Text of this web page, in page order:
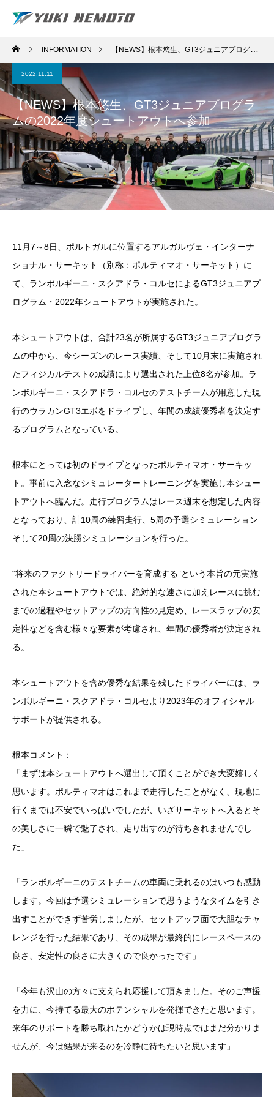
INFORMATION 【NEWS】根本悠生、GT3ジュニアプログラムの2022年度シュートアウトへ参加
2022.11.11
【NEWS】根本悠生、GT3ジュニアプログラ
ムの2022年度シュートアウトへ参加
11月7～8日、ポルトガルに位置するアルガルヴェ・インターナ
ショナル・サーキット（別称：ポルティマオ・サーキット）に
て、ランボルギーニ・スクアドラ・コルセによるGT3ジュニアプ
ログラム・2022年シュートアウトが実施された。
本シュートアウトは、合計23名が所属するGT3ジュニアプログラ
ムの中から、今シーズンのレース実績、そして10月末に実施され
たフィジカルテストの成績により選出された上位8名が参加。ラ
ンボルギーニ・スクアドラ・コルセのテストチームが用意した現
行のウラカンGT3エボをドライブし、年間の成績優秀者を決定す
るプログラムとなっている。
根本にとっては初のドライブとなったポルティマオ・サーキッ
ト。事前に入念なシミュレータートレーニングを実施し本シュー
トアウトへ臨んだ。走行プログラムはレース週末を想定した内容
となっており、計10周の練習走行、5周の予選シミュレーション
そして20周の決勝シミュレーションを行った。
“将来のファクトリードライバーを育成する”という本旨の元実施
された本シュートアウトでは、絶対的な速さに加えレースに挑む
までの過程やセットアップの方向性の見定め、レースラップの安
定性などを含む様々な要素が考慮され、年間の優秀者が決定され
る。
本シュートアウトを含め優秀な結果を残したドライバーには、ラ
ンボルギーニ・スクアドラ・コルセより2023年のオフィシャル
サポートが提供される。
根本コメント：
「まずは本シュートアウトへ選出して頂くことができ大変嬉しく
思います。ポルティマオはこれまで走行したことがなく、現地に
行くまでは不安でいっぱいでしたが、いざサーキットへ入るとそ
の美しさに一瞬で魅了され、走り出すのが待ちきれませんでし
た」
「ランボルギーニのテストチームの車両に乗れるのはいつも感動
します。今回は予選シミュレーションで思うようなタイムを引き
出すことができず苦労しましたが、セットアップ面で大胆なチャ
レンジを行った結果であり、その成果が最終的にレースペースの
良さ、安定性の良さに大きくので良かったです」
「今年も沢山の方々に支えられ応援して頂きました。そのご声援
を力に、今持てる最大のポテンシャルを発揮できたと思います。
来年のサポートを勝ち取れたかどうかは現時点ではまだ分かりま
せんが、今は結果が来るのを冷静に待ちたいと思います」